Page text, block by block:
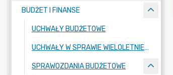
BUDŻET I FINANSE
UCHWAŁY BUDŻETOWE
UCHWAŁY W SPRAWIE WIELOLETNIEJ PROGNOZY FINANSOWEJ
SPRAWOZDANIA BUDŻETOWE